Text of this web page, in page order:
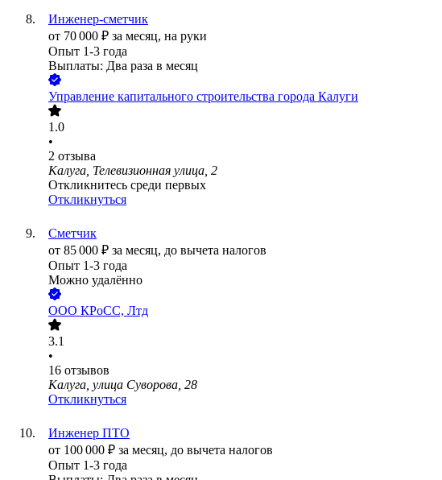
Инженер-сметчик
от 70 000 ₽ за месяц, на руки
Опыт 1-3 года
Выплаты: Два раза в месяц
Управление капитального строительства города Калуги
1.0
•
2 отзыва
Калуга, Телевизионная улица, 2
Откликнитесь среди первых
Откликнуться
Сметчик
от 85 000 ₽ за месяц, до вычета налогов
Опыт 1-3 года
Можно удалённо
ООО КРоСС, Лтд
3.1
•
16 отзывов
Калуга, улица Суворова, 28
Откликнуться
Инженер ПТО
от 100 000 ₽ за месяц, до вычета налогов
Опыт 1-3 года